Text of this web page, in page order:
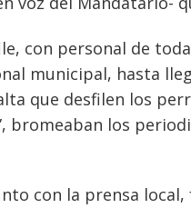
con personal de
municipal, hasta
que desfilen los
bromeaban los
con la prensa